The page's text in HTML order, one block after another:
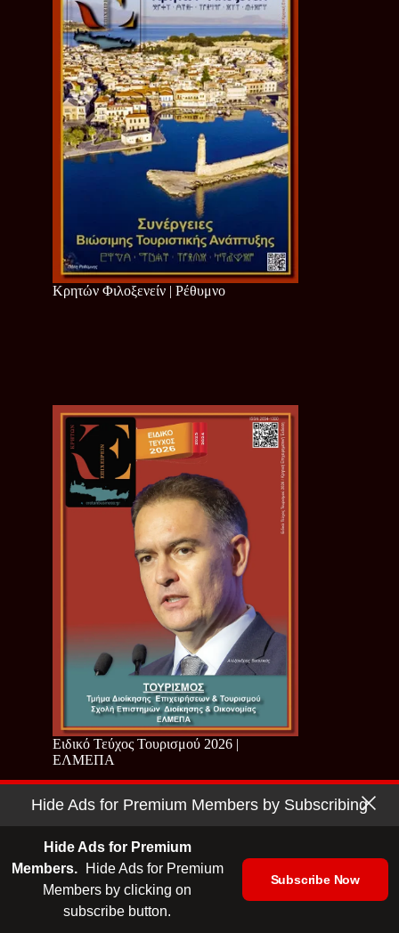
Κρητών Φιλοξενείν | Ρέθυμνο
Ειδικό Τεύχος Τουρισμού 2026 |
ΕΛΜΕΠΑ
Hide Ads for Premium Members by Subscribing
Hide Ads for Premium
Members.
Hide Ads for Premium
Members by clicking on
subscribe button.
Subscribe Now